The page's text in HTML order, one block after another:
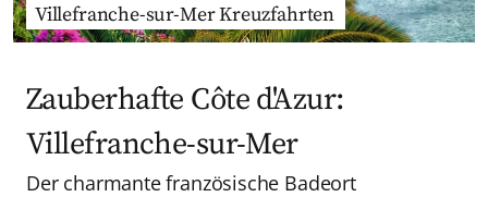
Villefranche-sur-Mer Kreuzfahrten
Zauberhafte Côte d'Azur:
Villefranche-sur-Mer
Der charmante französische Badeort